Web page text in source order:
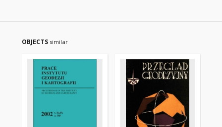
OBJECTS similar